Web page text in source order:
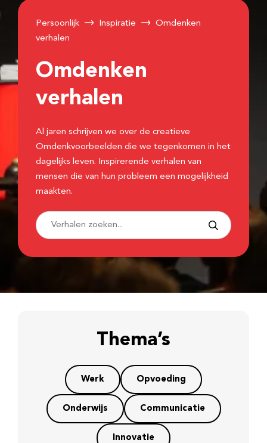
Persoonlijk Inspiratie
Omdenken
verhalen
Omdenken
verhalen
Al jaren schrijven we over de creatieve
Omdenkvoorbeelden die we tegenkomen in het
dagelijks leven. Inspirerende verhalen van
mensen die van hun probleem een mogelijkheid
maakten.
Thema’s
Werk Opvoeding
Onderwijs Communicatie
Innovatie